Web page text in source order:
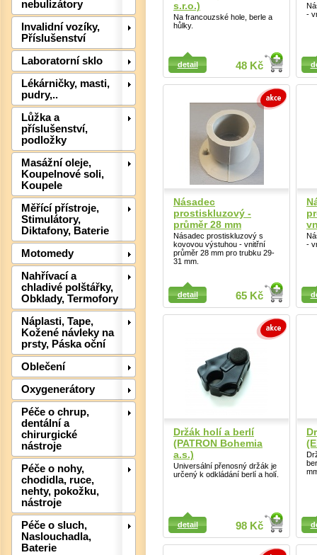
nebulizátory
Invalidní vozíky,
Příslušenství
Laboratorní sklo
Lékárničky, masti,
pudry,..
Lůžka a
příslušenství,
podložky
Masážní oleje,
Koupelnové soli,
Koupele
Měřící přístroje,
Stimulátory,
Diktafony, Baterie
Motomedy
Nahřívací a
chladivé polštářky,
Obklady, Termofory
Náplasti, Tape,
Kožené návleky na
prsty, Páska oční
Oblečení
Oxygenerátory
Péče o chrup,
dentální a
chirurgické
nástroje
Péče o nohy,
chodidla, ruce,
nehty, pokožku,
nástroje
Péče o sluch,
Naslouchadla,
Baterie
s.r.o.)
Na francouzské hole, berle a
hůlky.
48 Kč
detail
-
Detail
Detail
Násadec
prostiskluzový -
průměr 28 mm
Násadec prostiskluzový s
kovovou výstuhou - vnitřní
průměr 28 mm pro trubku 29-
31 mm.
65 Kč
detail
-
Detail
Detail
Držák holí a berlí
(PATRON Bohemia
a.s.)
Universální přenosný držák je
určený k odkládání berlí a holí.
98 Kč
detail
Detail
Detail